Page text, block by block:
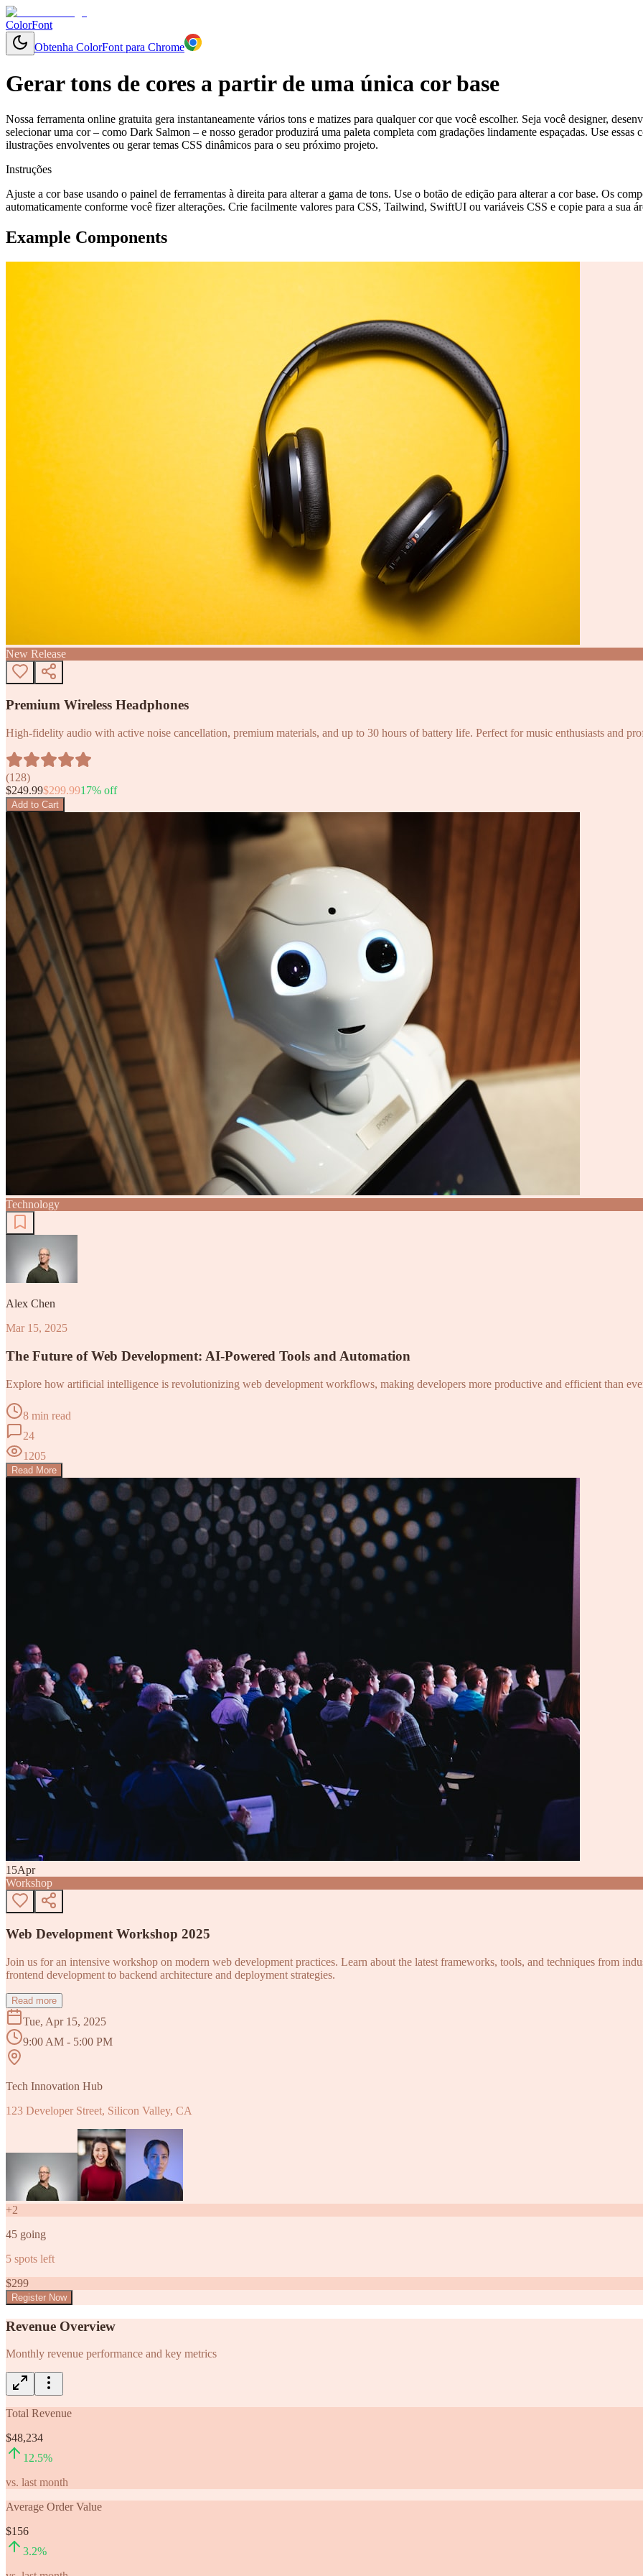
ColorFont
Obtenha ColorFont para Chrome
Gerar tons de cores a partir de uma única cor base
Nossa ferramenta online gratuita gera instantaneamente vários tons e matizes para qualquer cor que você escolher. Seja você designer,
selecionar uma cor – como Dark Salmon – e nosso gerador produzirá uma paleta completa com gradações lindamente espaçadas. Use
ilustrações envolventes ou gerar temas CSS dinâmicos para o seu próximo projeto.
Instruções
Ajuste a cor base usando o painel de ferramentas à direita para alterar a gama de tons. Use o botão de edição para alterar a cor base. Os
automaticamente conforme você fizer alterações. Crie facilmente valores para CSS, Tailwind, SwiftUI ou variáveis CSS e copie para a sua
Example Components
New Release
Premium Wireless Headphones
High-fidelity audio with active noise cancellation, premium materials, and up to 30 hours of battery life. Perfect for music enthusiasts and
(128)
$249.99$299.9917% off
Add to Cart
Technology
Alex Chen
Mar 15, 2025
The Future of Web Development: AI-Powered Tools and Automation
Explore how artificial intelligence is revolutionizing web development workflows, making developers more productive and efficient than
8 min read
24
1205
Read More
15Apr
Workshop
Web Development Workshop 2025
Join us for an intensive workshop on modern web development practices. Learn about the latest frameworks, tools, and techniques from
frontend development to backend architecture and deployment strategies.
Read more
Tue, Apr 15, 2025
9:00 AM - 5:00 PM
Tech Innovation Hub
123 Developer Street, Silicon Valley, CA
+2
45 going
5 spots left
$299
Register Now
Revenue Overview
Monthly revenue performance and key metrics
Total Revenue
$48,234
12.5%
vs. last month
Average Order Value
$156
3.2%